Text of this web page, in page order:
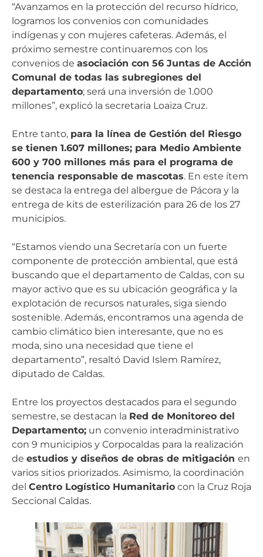
“Avanzamos en la protección del recurso hídrico,
logramos los convenios con comunidades
indígenas y con mujeres cafeteras. Además, el
próximo semestre continuaremos con los
convenios de asociación con 56 Juntas de Acción
Comunal de todas las subregiones del
departamento; será una inversión de 1.000
millones”, explicó la secretaria Loaiza Cruz.
Entre tanto, para la línea de Gestión del Riesgo
se tienen 1.607 millones; para Medio Ambiente
600 y 700 millones más para el programa de
tenencia responsable de mascotas. En este ítem
se destaca la entrega del albergue de Pácora y la
entrega de kits de esterilización para 26 de los 27
municipios.
“Estamos viendo una Secretaría con un fuerte
componente de protección ambiental, que está
buscando que el departamento de Caldas, con su
mayor activo que es su ubicación geográfica y la
explotación de recursos naturales, siga siendo
sostenible. Además, encontramos una agenda de
cambio climático bien interesante, que no es
moda, sino una necesidad que tiene el
departamento”, resaltó David Islem Ramírez,
diputado de Caldas.
Entre los proyectos destacados para el segundo
semestre, se destacan la Red de Monitoreo del
Departamento; un convenio interadministrativo
con 9 municipios y Corpocaldas para la realización
de estudios y diseños de obras de mitigación en
varios sitios priorizados. Asimismo, la coordinación
del Centro Logístico Humanitario con la Cruz Roja
Seccional Caldas.